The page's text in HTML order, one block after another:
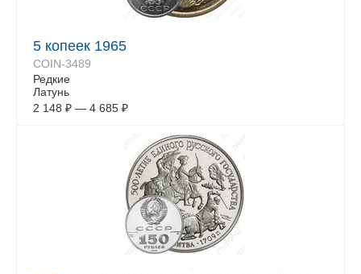
5 копеек 1965
COIN-3489
Редкие
Латунь
2 148 ₽ — 4 685 ₽